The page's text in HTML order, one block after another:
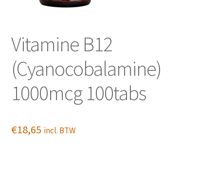
Vitamine B12
(Cyanocobalamine)
1000mcg 100tabs
€18,65 incl. BTW